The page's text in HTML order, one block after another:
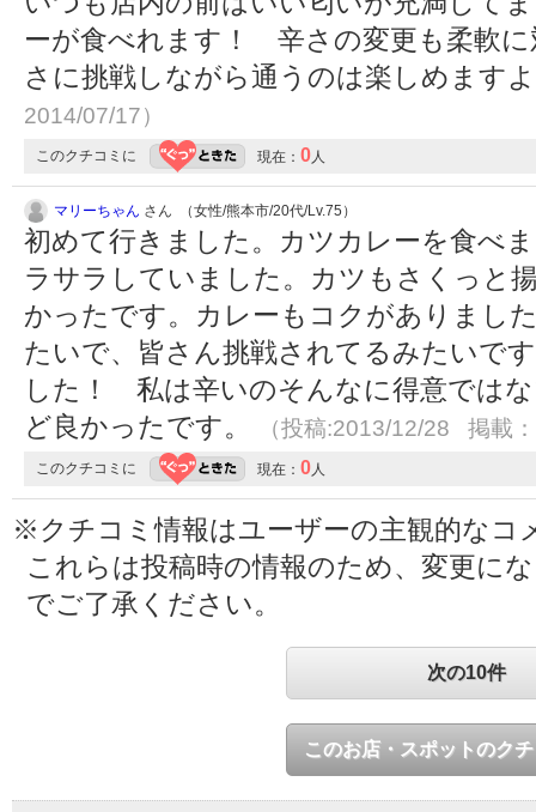
ーが食べれます！ 辛さの変更も柔軟
さに挑戦しながら通うのは楽しめます
2014/07/17）
このクチコミに 現在： 0 人
マリーちゃん さん （女性/熊本市/20代/Lv.75）
初めて行きました。カツカレーを食べ
ラサラしていました。カツもさくっと
かったです。カレーもコクがありま
たいで、皆さん挑戦されてるみたいで
した！ 私は辛いのそんなに得意では
ど良かったです。
（投稿:2013/12/28 掲載
このクチコミに 現在： 0 人
※クチコミ情報はユーザーの主観的なコ
これらは投稿時の情報のため、変更に
でご了承ください。
次の10件
このお店・スポットのク